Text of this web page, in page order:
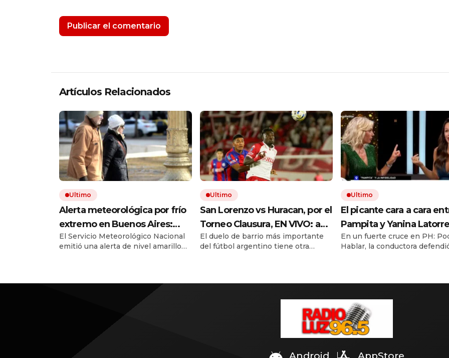
Artículos Relacionados
Ultimo
Alerta meteorológica por frío
extremo en Buenos Aires:
hasta cuándo seguirán las
bajas temperaturas en la
El Servicio Meteorológico Nacional
emitió una alerta de nivel amarillo
pronóstico del tiempo para la
Ultimo
San Lorenzo vs Huracan, por el
Torneo Clausura, EN VIVO: a
qué hora es, probables
formaciones y cómo ver el
El duelo de barrio más importante
del fútbol argentino tiene otra
Ultimo
El picante cara a cara
Pampita y Yanina
recuerdo de sus
y el reproche por el final
En un fuerte cruce en PH:
Hablar, la conductora
exposición mediática